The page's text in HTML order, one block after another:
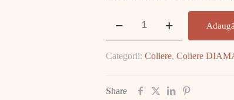
Alb
DIAMANT
Categorii: Coliere, Coliere
Share